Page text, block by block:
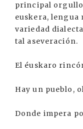
principal
euskera, lengua
variedad
tal aseveración.
El éuskaro
Hay un pueblo,
Donde impera